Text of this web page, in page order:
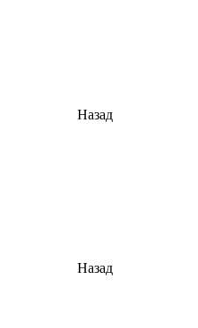
Назад
Назад